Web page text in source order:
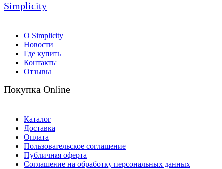
Simplicity
О Simplicity
Новости
Где купить
Контакты
Отзывы
Покупка Online
Каталог
Доставка
Оплата
Пользовательское соглашение
Публичная оферта
Соглашение на обработку персональных данных